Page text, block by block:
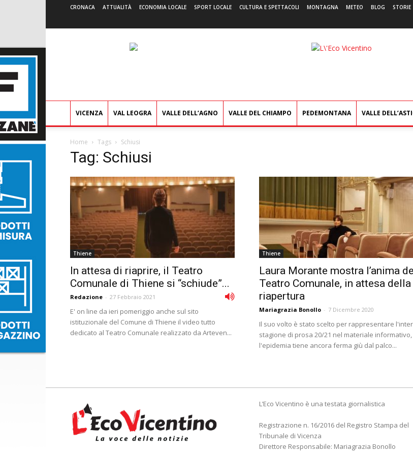
CRONACA ATTUALITÀ ECONOMIA LOCALE SPORT LOCALE CULTURA E SPETTACOLI MONTAGNA METEO BLOG STORIE
L'Eco
VICENZA VAL LEOGRA VALLE DELL’AGNO VALLE DEL CHIAMPO PEDEMONTANA VALLE
Home Tags Schiusi
Tag: Schiusi
Thiene
In attesa di riaprire, il Teatro
Comunale di Thiene si “schiude”...
Redazione - 27 Febbraio 2021
E' on line da ieri pomeriggio anche sul sito
istituzionale del Comune di Thiene il video tutto
dedicato al Teatro Comunale realizzato da Arteven...
Thiene
Laura Morante mostra l’anima
Teatro Comunale, in attesa della
riapertura
Mariagrazia Bonollo - 7 Dicembre 2020
Il suo volto è stato scelto per rappresentare
stagione di prosa 20/21 nel materiale informativo,
l'epidemia tiene ancora ferma giù dal palco...
L’Eco Vicentino è una testata giornalistica
Registrazione n. 16/2016 del Registro Stampa del
Tribunale di Vicenza
Direttore Responsabile: Mariagrazia Bonollo